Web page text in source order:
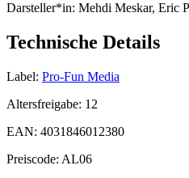
Darsteller*in: Mehdi Meskar, Eric
Technische Details
Label: Pro-Fun Media
Altersfreigabe: 12
EAN: 4031846012380
Preiscode: AL06